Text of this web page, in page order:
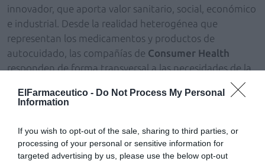
ElFarmaceutico - Do Not Process My Personal
Information
If you wish to opt-out of the sale, sharing to third parties, or
processing of your personal or sensitive information for
targeted advertising by us, please use the below opt-out
innovador, que aporta valor sanitario, social, económico
e industrial. Desde la realidad heterogénea que
representan los medicamentos y productos de
autocuidado, las compañías de Consumer Health
responden de forma transversal a las necesidades de la
promoviendo la prevención”.
primeros pasos del
Plan Estratégico del sector
Consumer Health 2026-2028, una hoja de ruta